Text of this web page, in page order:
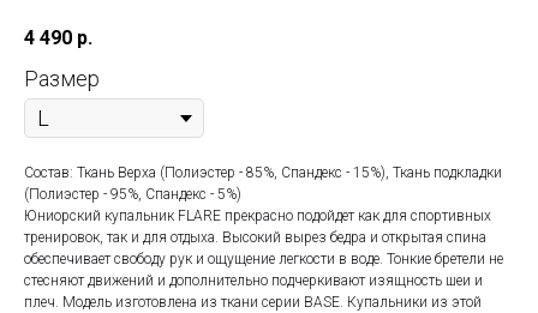
4 490 р.
Размер
Состав: Ткань Верха (Полиэстер - 85%, Спандекс - 15%), Ткань подкладки
(Полиэстер - 95%, Спандекс - 5%)
Юниорский купальник FLARE прекрасно подойдет как для спортивных
тренировок, так и для отдыха. Высокий вырез бедра и открытая спина
обеспечивает свободу рук и ощущение легкости в воде. Тонкие бретели не
стесняют движений и дополнительно подчеркивают изящность шеи и
плеч. Модель изготовлена из ткани серии BASE. Купальники из этой